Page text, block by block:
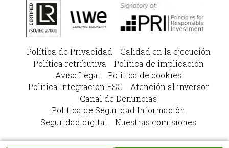
Política de Privacidad
Calidad en la ejecución
Política retributiva
Política de implicación
Aviso Legal
Política de cookies
Política Integración ESG
Atención al inversor
Canal de Denuncias
Politica de Seguridad Información
Seguridad digital
Nuestras comisiones